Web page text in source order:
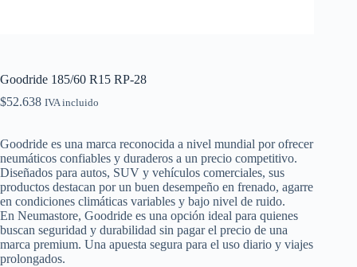
Goodride 185/60 R15 RP-28
$52.638 IVA incluido
Goodride es una marca reconocida a nivel mundial por ofrecer
neumáticos confiables y duraderos a un precio competitivo.
Diseñados para autos, SUV y vehículos comerciales, sus
productos destacan por un buen desempeño en frenado, agarre
en condiciones climáticas variables y bajo nivel de ruido.
En Neumastore, Goodride es una opción ideal para quienes
buscan seguridad y durabilidad sin pagar el precio de una
marca premium. Una apuesta segura para el uso diario y viajes
prolongados.